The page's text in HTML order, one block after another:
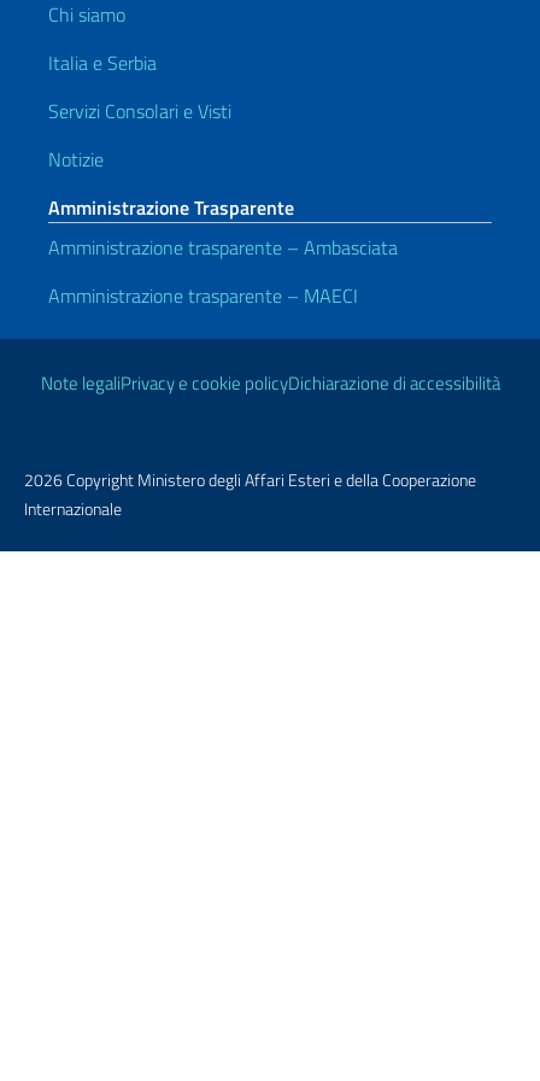
Chi siamo
Italia e Serbia
Servizi Consolari e Visti
Notizie
Amministrazione Trasparente
Amministrazione trasparente – Ambasciata
Amministrazione trasparente – MAECI
Link Utili
Note legaliPrivacy e cookie policyDichiarazione di accessibilità
2026 Copyright Ministero degli Affari Esteri e della Cooperazione
Internazionale